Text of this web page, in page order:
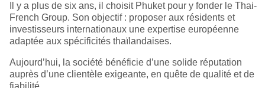
Il y a plus de six ans, il choisit Phuket pour y fonder le Thai-
French Group. Son objectif : proposer aux résidents et
investisseurs internationaux une expertise européenne
adaptée aux spécificités thaïlandaises.
Aujourd’hui, la société bénéficie d’une solide réputation
auprès d’une clientèle exigeante, en quête de qualité et de